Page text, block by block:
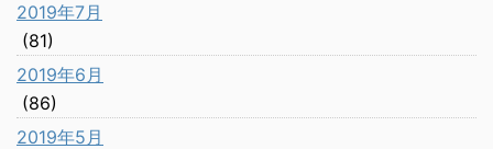
2019年7月
(81)
2019年6月
(86)
2019年5月